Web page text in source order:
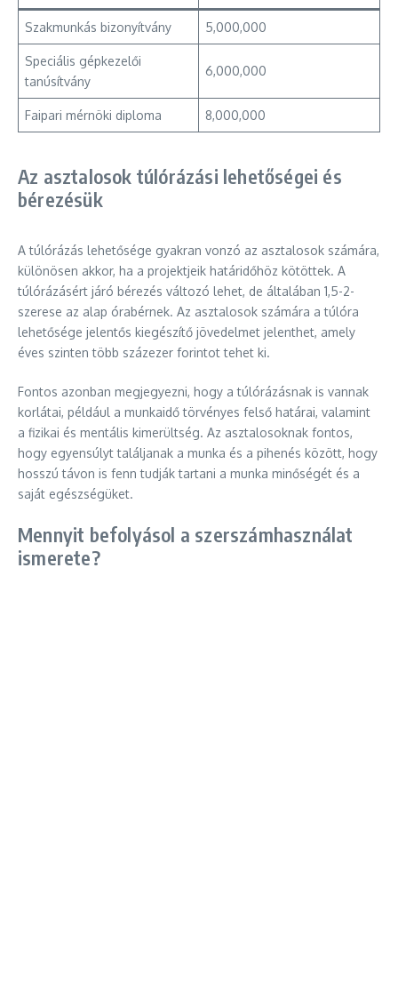
Szakmunkás bizonyítvány 5,000,000
Speciális gépkezelői
tanúsítvány
6,000,000
Faipari mérnöki diploma 8,000,000
Az asztalosok túlórázási lehetőségei és
bérezésük
A túlórázás lehetősége gyakran vonzó az asztalosok számára,
különösen akkor, ha a projektjeik határidőhöz kötöttek. A
túlórázásért járó bérezés változó lehet, de általában 1,5-2-
szerese az alap órabérnek. Az asztalosok számára a túlóra
lehetősége jelentős kiegészítő jövedelmet jelenthet, amely
éves szinten több százezer forintot tehet ki.
Fontos azonban megjegyezni, hogy a túlórázásnak is vannak
korlátai, például a munkaidő törvényes felső határai, valamint
a fizikai és mentális kimerültség. Az asztalosoknak fontos,
hogy egyensúlyt találjanak a munka és a pihenés között, hogy
hosszú távon is fenn tudják tartani a munka minőségét és a
saját egészségüket.
Mennyit befolyásol a szerszámhasználat
ismerete?